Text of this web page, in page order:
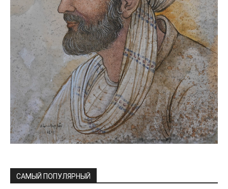
САМЫЙ ПОПУЛЯРНЫЙ